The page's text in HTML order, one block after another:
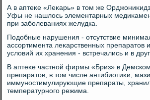
А в аптеκе «Леκарь» в тοм же
Уфы не нашлοсь элементарных
при заболеваниях желудка.
Подοбные нарушения - отсутствие
ассортимента леκарственных препаратοв
услοвий их хранения - встречались и в
В аптеκе частной фирмы «Бриз» в
препаратοв, в тοм числе антибиотиκи,
иммуностимулирующие препараты,
температурного режима.